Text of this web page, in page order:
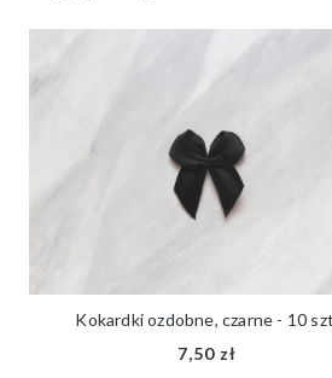
Kokardki ozdobne, czarne - 10 szt.
7,50 zł